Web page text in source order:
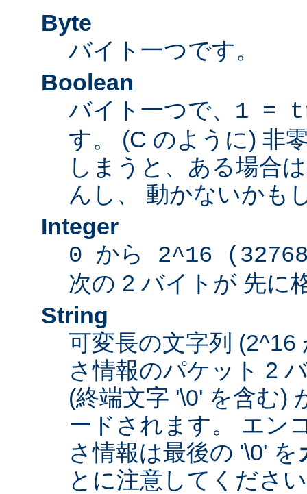
Byte
バイト一つです。
Boolean
バイト一つで、 1 =
す。 (C のように) 非
しまうと、ある場合
んし、 動かないかも
Integer
0 から 2^16
次の 2 バイトが 先に
String
可変長の文字列 (2^16
さ情報のパケット 2
(終端文字 '\0' を含む)
ードされます。 エン
さ情報は最後の '\0' を
とに注意してくだ